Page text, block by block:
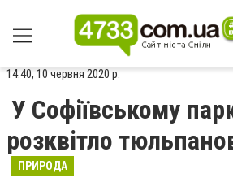
14:40, 10 червня 2020 р.
У Софіївському
розквітло
ПРИРОДА